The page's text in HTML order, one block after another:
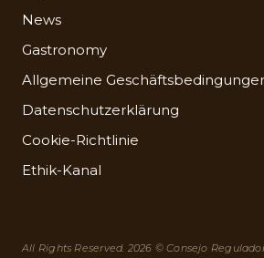
News
Gastronomy
Allgemeine
Datenschutzerklärung
Cookie-Richtlinie
Ethik-Kanal
All Rights Reserved. 2026 © Consejo